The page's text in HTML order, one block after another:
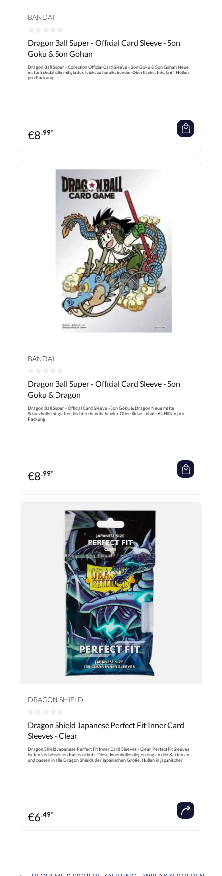
BANDAI
Durchschnittliche Bewertung von 0 von 5 Sternen
Dragon Ball Super - Official Card Sleeve - Son
Goku & Son Gohan
Dragon Ball Super - Collection Official Card Sleeve - Son Goku & Son Gohan Neue
matte Schutzhülle mit glatter, leicht zu handhabender Oberfläche. Inhalt: 64 Hüllen
pro Packung
€8.99*
BANDAI
Durchschnittliche Bewertung von 0 von 5 Sternen
Dragon Ball Super - Official Card Sleeve - Son
Goku & Dragon
Dragon Ball Super - Official Card Sleeve - Son Goku & Dragon Neue matte
Schutzhülle mit glatter, leicht zu handhabender Oberfläche. Inhalt: 64 Hüllen pro
Packung
€8.99*
DRAGON SHIELD
Durchschnittliche Bewertung von 0 von 5 Sternen
Dragon Shield Japanese Perfect Fit Inner Card
Sleeves - Clear
Dragon Shield Japanese Perfect Fit Inner Card Sleeves - Clear Perfect Fit Sleeves
bieten verbesserten Kartenschutz. Diese Innenhüllen liegen eng an den Karten an
und passen in alle Dragon Shields der japanischen Größe. Hüllen in japanischer
€6.49*